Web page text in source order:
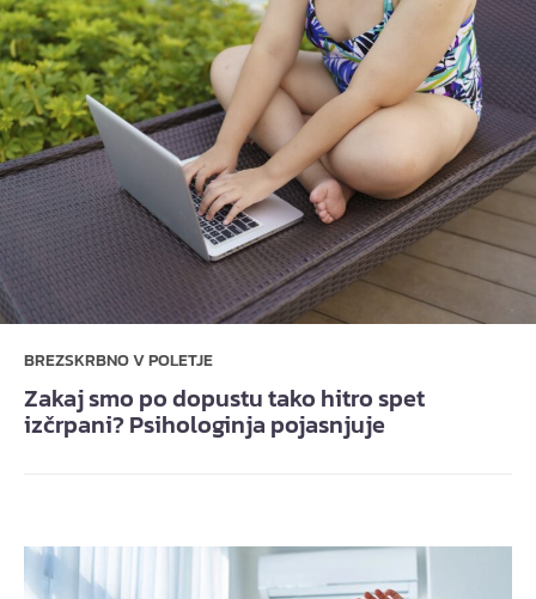
BREZSKRBNO V POLETJE
Zakaj smo po dopustu tako hitro spet
izčrpani? Psihologinja pojasnjuje